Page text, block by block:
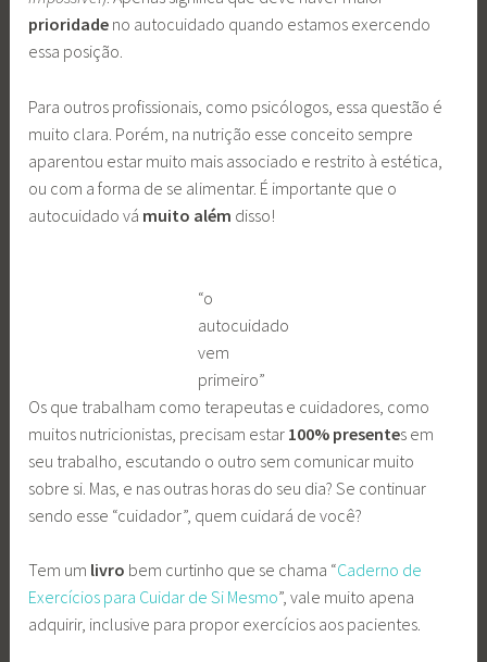
prioridade no autocuidado quando estamos exercendo
essa posição.
Para outros profissionais, como psicólogos, essa questão é
muito clara. Porém, na nutrição esse conceito sempre
aparentou estar muito mais associado e restrito à estética,
ou com a forma de se alimentar. É importante que o
autocuidado vá muito além disso!
“o
autocuidado
vem
primeiro”
Os que trabalham como terapeutas e cuidadores, como
muitos nutricionistas, precisam estar 100% presentes em
seu trabalho, escutando o outro sem comunicar muito
sobre si. Mas, e nas outras horas do seu dia? Se continuar
sendo esse “cuidador”, quem cuidará de você?
Tem um livro bem curtinho que se chama “Caderno de
Exercícios para Cuidar de Si Mesmo”, vale muito apena
adquirir, inclusive para propor exercícios aos pacientes.